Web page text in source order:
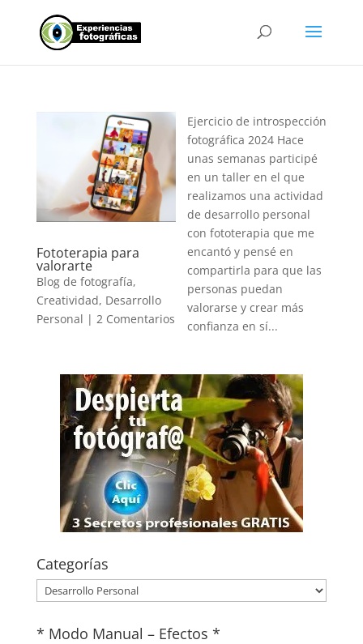
Fototerapia para
valorarte
Blog de fotografía,
Creatividad, Desarrollo
Personal | 2 Comentarios
Ejercicio de introspección
fotográfica 2024 Hace
unas semanas participé
en un taller en el que
realizamos una actividad
de desarrollo personal
con fototerapia que me
encantó y pensé en
compartirla para que las
personas puedan
valorarse y crear más
confianza en sí...
Categorías
Categorías
* Modo Manual – Efectos *